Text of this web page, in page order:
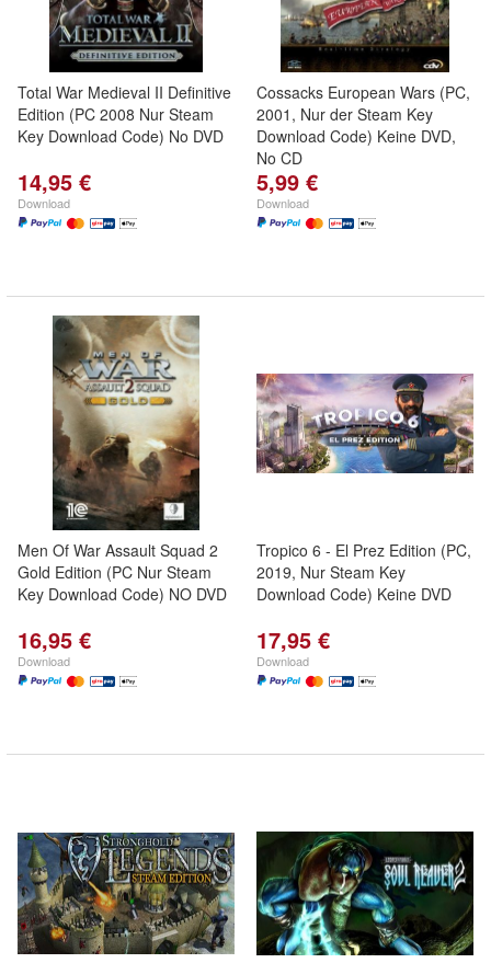
Total War Medieval II Definitive
Edition (PC 2008 Nur Steam
Key Download Code) No DVD
14,95 €
Download
Cossacks European Wars (PC,
2001, Nur der Steam Key
Download Code) Keine DVD,
No CD
5,99 €
Download
Men Of War Assault Squad 2
Gold Edition (PC Nur Steam
Key Download Code) NO DVD
16,95 €
Download
Tropico 6 - El Prez Edition (PC,
2019, Nur Steam Key
Download Code) Keine DVD
17,95 €
Download